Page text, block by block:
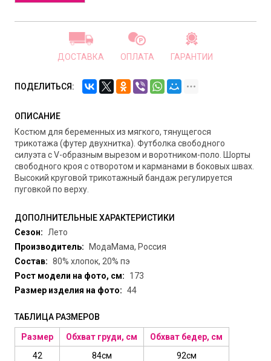
ДОСТАВКА ОПЛАТА ГАРАНТИИ
ПОДЕЛИТЬСЯ:
ОПИСАНИЕ
Костюм для беременных из мягкого, тянущегося
трикотажа (футер двухнитка). Футболка свободного
силуэта с V-образным вырезом и воротником-поло. Шорты
свободного кроя с отворотом и карманами в боковых швах.
Высокий круговой трикотажный бандаж регулируется
пуговкой по верху.
ДОПОЛНИТЕЛЬНЫЕ ХАРАКТЕРИСТИКИ
Сезон:
Лето
Производитель:
МодаМама, Россия
Состав: 80% хлопок, 20% пэ
Рост модели на фото, см:
173
Размер изделия на фото: 44
ТАБЛИЦА РАЗМЕРОВ
Размер Обхват груди, см
Обхват бедер, см
42
84см
92см